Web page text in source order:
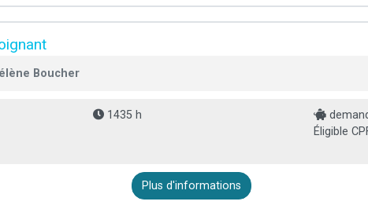
Boucher
1435 h
Éligible
Plus d'informations